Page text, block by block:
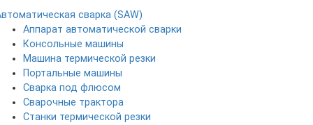
сварка (SAW)
Аппарат автоматической сварки
Консольные машины
Машина термической резки
Портальные машины
Сварка под флюсом
Сварочные трактора
Станки термической резки